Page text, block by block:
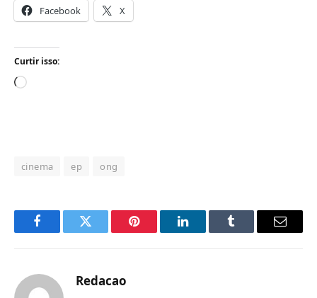
Facebook X
Curtir isso:
Carregando...
cinema ep ong
FacebookTwitter Pinterest LinkedInTumblr Email
Redacao